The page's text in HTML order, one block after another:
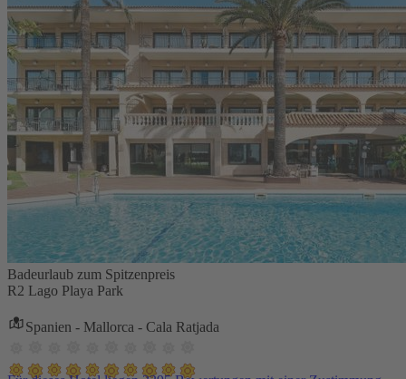
Badeurlaub zum Spitzenpreis
R2 Lago Playa Park
Spanien - Mallorca - Cala Ratjada